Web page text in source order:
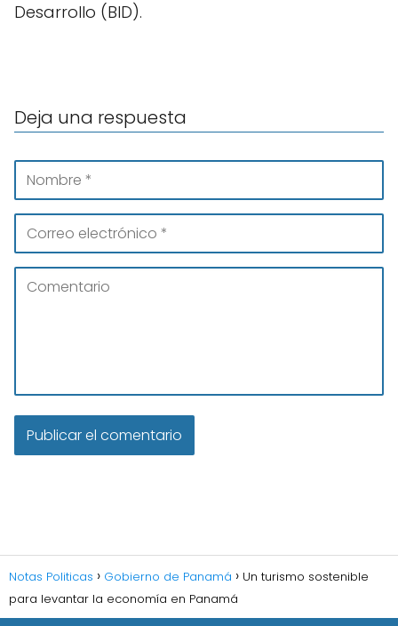
Desarrollo (BID).
Deja una respuesta
Notas Politicas Gobierno de Panamá
Un turismo sostenible
para levantar la economía en Panamá